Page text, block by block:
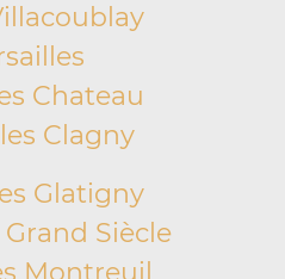
Chateau
Clagny
Glatigny
Siècle
Montreuil